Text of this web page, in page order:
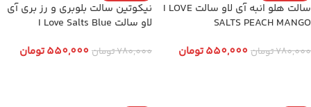
سالت هلو انبه آی لاو سالت I LOVE
SALTS PEACH MANGO
780,000تومان 550,000تومان
نیکوتین سالت بلوبری و رز بری آی
لاو سالت I Love Salts Blue
780,000تومان 550,000تومان